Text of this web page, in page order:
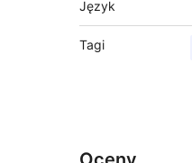
Język
Tagi